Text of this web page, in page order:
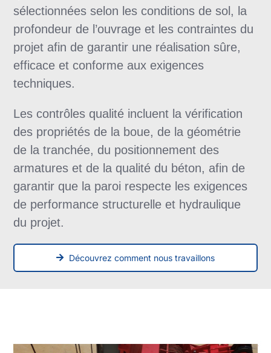
sélectionnées selon les conditions de sol, la
profondeur de l’ouvrage et les contraintes du
projet afin de garantir une réalisation sûre,
efficace et conforme aux exigences
techniques.
Les contrôles qualité incluent la vérification
des propriétés de la boue, de la géométrie
de la tranchée, du positionnement des
armatures et de la qualité du béton, afin de
garantir que la paroi respecte les exigences
de performance structurelle et hydraulique
du projet.
Découvrez comment nous travaillons